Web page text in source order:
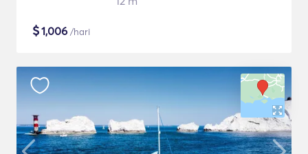
$1,006 /hari